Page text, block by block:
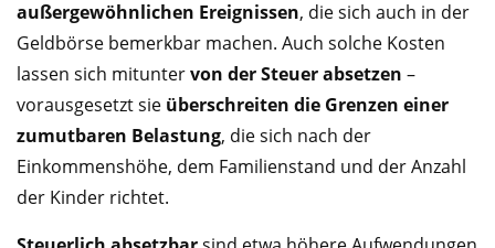
außergewöhnlichen Ereignissen, die sich auch in der
Geldbörse bemerkbar machen. Auch solche Kosten
lassen sich mituntervon der Steuer absetzen –
vorausgesetzt sie überschreiten die Grenzen einer
zumutbaren Belastung, die sich nach der
Einkommenshöhe, dem Familienstand und der Anzahl
der Kinder richtet.